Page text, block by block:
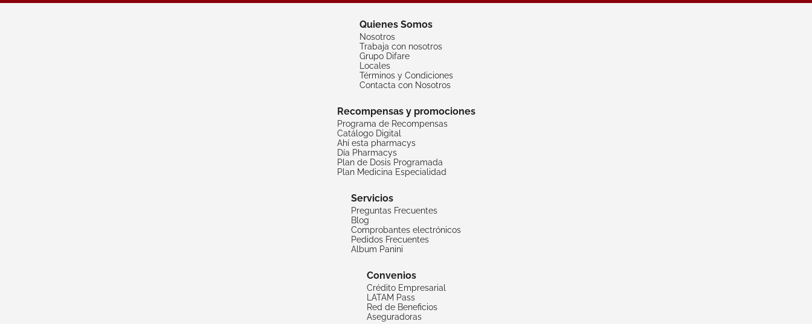
Quienes Somos
Nosotros
Trabaja con nosotros
Grupo Difare
Locales
Términos y Condiciones
Contacta con Nosotros
Recompensas y promociones
Programa de Recompensas
Catálogo Digital
Ahí esta pharmacys
Día Pharmacys
Plan de Dosis Programada
Plan Medicina Especialidad
Servicios
Preguntas Frecuentes
Blog
Comprobantes electrónicos
Pedidos Frecuentes
Album Panini
Convenios
Crédito Empresarial
LATAM Pass
Red de Beneficios
Aseguradoras